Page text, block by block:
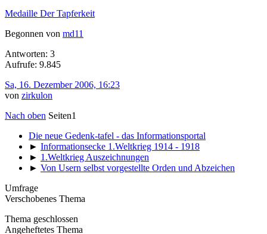
Medaille Der Tapferkeit
Begonnen von md11
Antworten: 3
Aufrufe: 9.845
Sa, 16. Dezember 2006, 16:23
von zirkulon
Nach oben Seiten1
Die neue Gedenk-tafel - das Informationsportal
► Informationsecke 1.Weltkrieg 1914 - 1918
► 1.Weltkrieg Auszeichnungen
► Von Usern selbst vorgestellte Orden und Abzeichen
Umfrage
Verschobenes Thema
Thema geschlossen
Angeheftetes Thema